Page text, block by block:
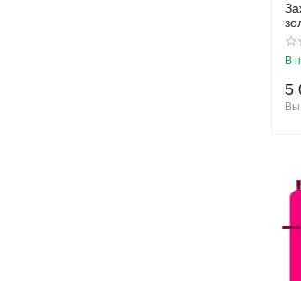
В
5
Вы